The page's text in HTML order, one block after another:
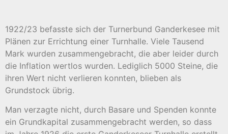
1922/23 befasste sich der Turnerbund Ganderkesee mit
Plänen zur Errichtung einer Turnhalle. Viele Tausend
Mark wurden zusammengebracht, die aber leider durch
die Inflation wertlos wurden. Lediglich 5000 Steine, die
ihren Wert nicht verlieren konnten, blieben als
Grundstock übrig.
Man verzagte nicht, durch Basare und Spenden konnte
ein Grundkapital zusammengebracht werden, so dass